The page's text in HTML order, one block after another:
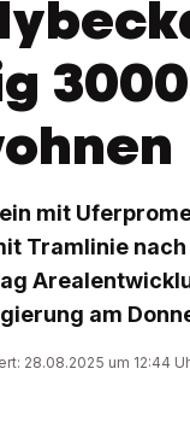
3000
mit
Tramlinie
am
28.08.2025 um 12:44